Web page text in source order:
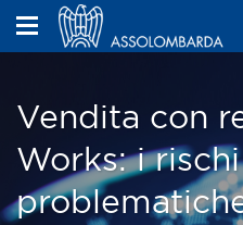
Vendita con
Works: i